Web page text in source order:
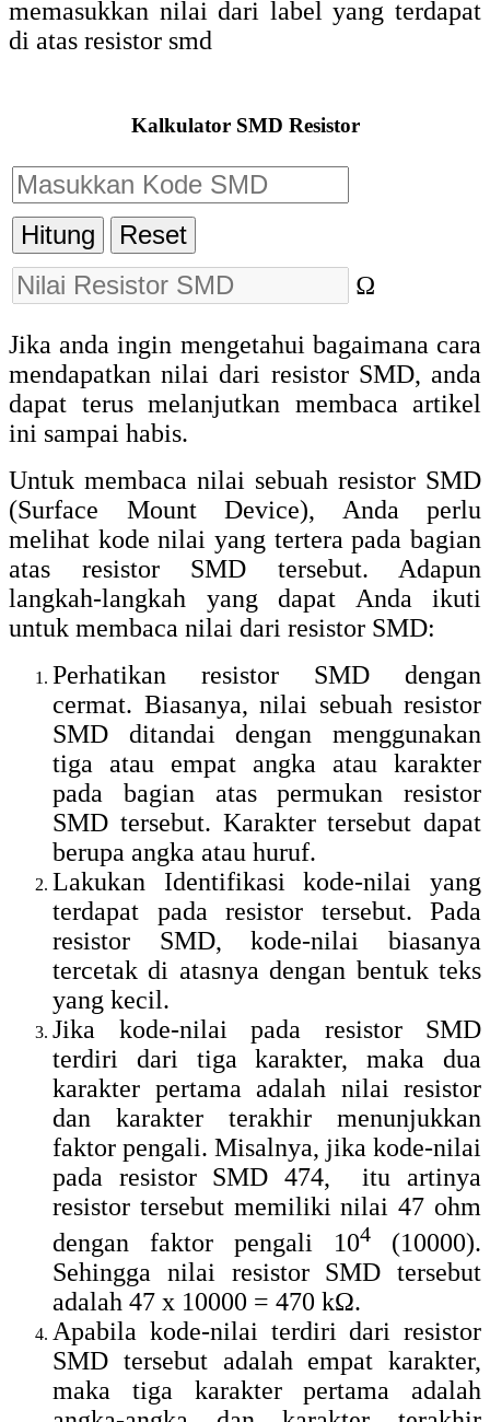
memasukkan nilai dari label yang terdapat
di atas resistor smd
Kalkulator SMD Resistor
Hitung Reset
Ω
Jika anda ingin mengetahui bagaimana cara
mendapatkan nilai dari resistor SMD, anda
dapat terus melanjutkan membaca artikel
ini sampai habis.
Untuk membaca nilai sebuah resistor SMD
(Surface Mount Device), Anda perlu
melihat kode nilai yang tertera pada bagian
atas resistor SMD tersebut. Adapun
langkah-langkah yang dapat Anda ikuti
untuk membaca nilai dari resistor SMD:
Perhatikan resistor SMD dengan
cermat. Biasanya, nilai sebuah resistor
SMD ditandai dengan menggunakan
tiga atau empat angka atau karakter
pada bagian atas permukan resistor
SMD tersebut. Karakter tersebut dapat
berupa angka atau huruf.
Lakukan Identifikasi kode-nilai yang
terdapat pada resistor tersebut. Pada
resistor SMD, kode-nilai biasanya
tercetak di atasnya dengan bentuk teks
yang kecil.
Jika kode-nilai pada resistor SMD
terdiri dari tiga karakter, maka dua
karakter pertama adalah nilai resistor
dan karakter terakhir menunjukkan
faktor pengali. Misalnya, jika kode-nilai
pada resistor SMD 474, itu artinya
resistor tersebut memiliki nilai 47 ohm
dengan faktor pengali 104 (10000).
Sehingga nilai resistor SMD tersebut
adalah 47 x 10000 = 470 kΩ.
Apabila kode-nilai terdiri dari resistor
SMD tersebut adalah empat karakter,
maka tiga karakter pertama adalah